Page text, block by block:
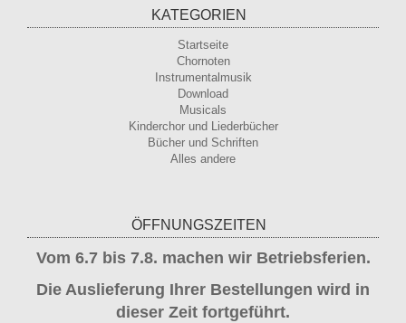
KATEGORIEN
Startseite
Chornoten
Instrumentalmusik
Download
Musicals
Kinderchor und Liederbücher
Bücher und Schriften
Alles andere
ÖFFNUNGSZEITEN
Vom 6.7 bis 7.8. machen wir Betriebsferien.
Die Auslieferung Ihrer Bestellungen wird in
dieser Zeit fortgeführt.